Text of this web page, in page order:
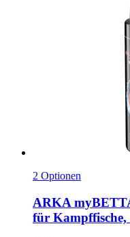
2 Optionen
ARKA
für Kampffische,